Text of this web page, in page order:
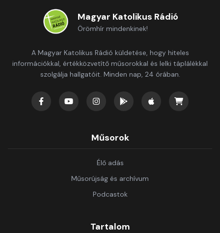
Magyar Katolikus Rádió
Örömhír mindenkinek!
A Magyar Katolikus Rádió küldetése, hogy hiteles
információkkal, értékközvetítő műsorokkal és lelki táplálékkal
szolgálja hallgatóit. Minden nap, 24 órában.
Műsorok
Élő adás
Műsorújság és archívum
Podcastok
Tartalom